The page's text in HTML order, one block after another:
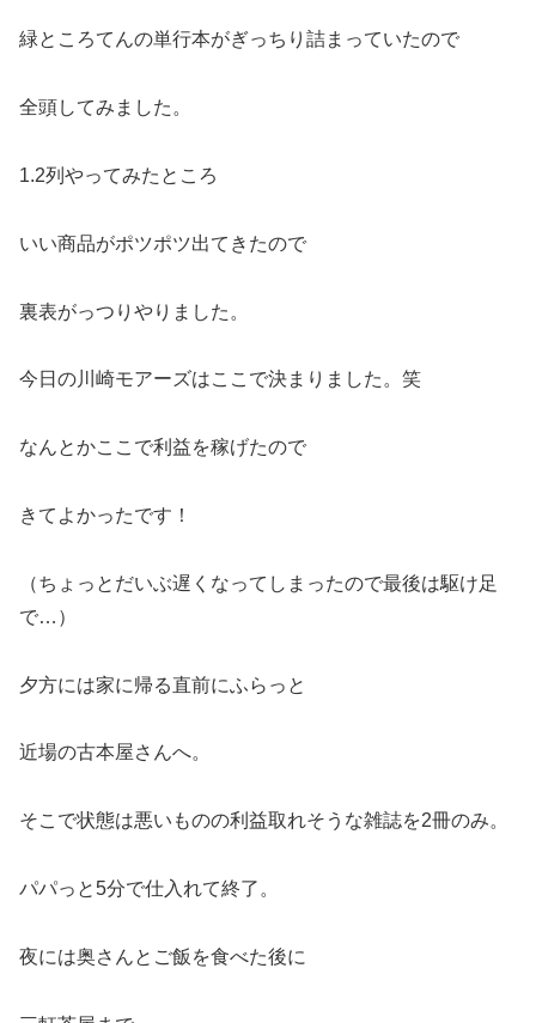
緑ところてんの単行本がぎっちり詰まっていたので
全頭してみました。
1.2列やってみたところ
いい商品がポツポツ出てきたので
裏表がっつりやりました。
今日の川崎モアーズはここで決まりました。笑
なんとかここで利益を稼げたので
きてよかったです！
（ちょっとだいぶ遅くなってしまったので最後は駆け足
で…）
夕方には家に帰る直前にふらっと
近場の古本屋さんへ。
そこで状態は悪いものの利益取れそうな雑誌を2冊のみ。
パパっと5分で仕入れて終了。
夜には奥さんとご飯を食べた後に